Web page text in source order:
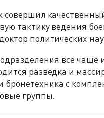
совершил
тактику ведения
политических
все чаще
разведка и
с
группы.